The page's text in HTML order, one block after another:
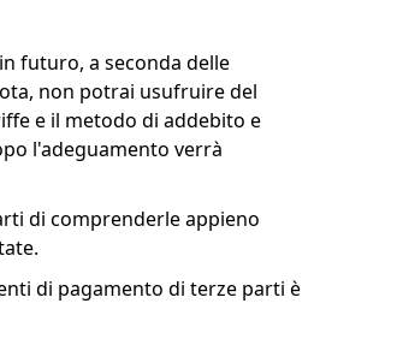
futuro, a seconda delle
non potrai usufruire del
e il metodo di addebito e
l'adeguamento verrà
di comprenderle appieno
di pagamento di terze parti è